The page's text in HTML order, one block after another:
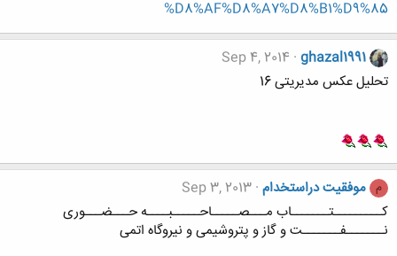
%D8%AF%D8%A7%D8%B1%D9%85
ghazal1991
Sep 4, 2014
تحلیل عکس مدیریتی 16
م موفقیت دراستخدام Sep 3, 2013
کـــــــــتـــــــاب مـــصـــــاحـــــبــــه حـــضـــوری
نـــــــفـــــــت و گاز و پتروشیمی و نیروگاه اتمی